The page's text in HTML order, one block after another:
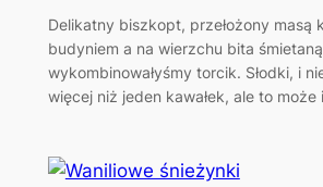
Delikatny biszkopt, przełożony masą
budyniem a na wierzchu bita
wykombinowałyśmy torcik. Słodki, i
więcej niż jeden kawałek, ale to może